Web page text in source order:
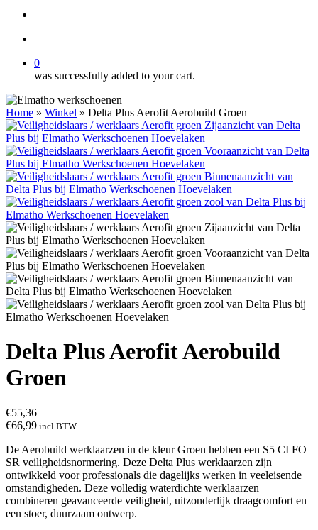
0
was successfully added to your cart.
Home » Winkel » Delta Plus Aerofit Aerobuild Groen
Delta Plus Aerofit Aerobuild
Groen
€55,36
€66,99 incl BTW
De Aerobuild werklaarzen in de kleur Groen hebben een S5 CI FO
SR veiligheidsnormering. Deze Delta Plus werklaarzen zijn
ontwikkeld voor professionals die dagelijks werken in veeleisende
omstandigheden. Deze volledig waterdichte werklaarzen
combineren geavanceerde veiligheid, uitzonderlijk draagcomfort en
een stoer, duurzaam ontwerp.